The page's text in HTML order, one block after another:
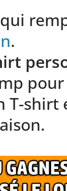
qui
.
T-shirt